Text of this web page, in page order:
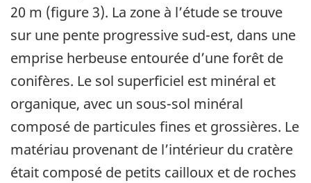
20 m (figure 3). La zone à l’étude se trouve
sur une pente progressive sud-est, dans une
emprise herbeuse entourée d’une forêt de
conifères. Le sol superficiel est minéral et
organique, avec un sous-sol minéral
composé de particules fines et grossières. Le
matériau provenant de l’intérieur du cratère
était composé de petits cailloux et de roches